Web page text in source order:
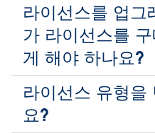
라이선스를 업그
가 라이선스를
게 해야 하나요?
라이선스 유형을
요?